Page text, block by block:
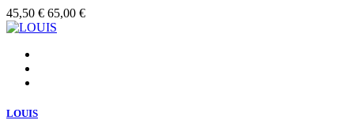
45,50 € 65,00 €
LOUIS